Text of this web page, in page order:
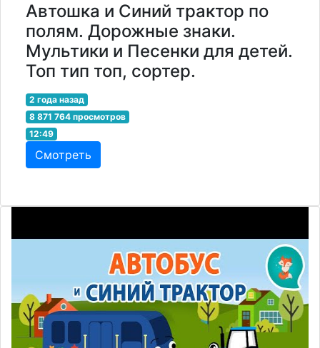
Автошка и Синий трактор по
полям. Дорожные знаки.
Мультики и Песенки для детей.
Топ тип топ, сортер.
2 года назад
8 871 764 просмотров
12:49
Смотреть